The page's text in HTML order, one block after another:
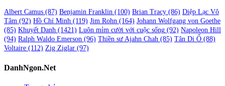
Albert Camus (87) Benjamin Franklin (100) Brian Tracy (86) Diệp Lạc Vô
Tâm (92) Hồ Chí Minh (119) Jim Rohn (164) Johann Wolfgang von Goethe
(85) Khuyết Danh (1421) Luôn mỉm cười với cuộc sống (92) Napoleon Hill
(94) Ralph Waldo Emerson (96) Thiền sư Ajahn Chah (85) Tân Di Ổ (88)
Voltaire (112) Zig Ziglar (97)
DanhNgon.Net